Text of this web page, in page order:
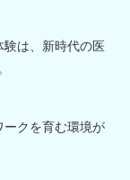
は、新時代の医
ークを育む環境が